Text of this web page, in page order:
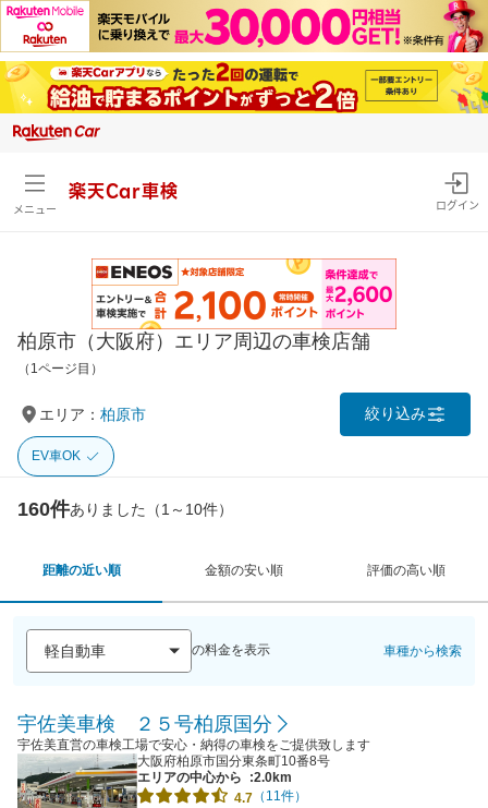
メニュー
楽天Car車検
ログイン
柏原市（大阪府）エリア周辺の車検店舗
（1ページ目）
エリア： 柏原市 絞り込み
EV車OK
160件ありました（1～10件）
距離の近い順 金額の安い順 評価の高い順
の料金を表示 車種から検索
宇佐美車検 ２５号柏原国分
宇佐美直営の車検工場で安心・納得の車検をご提供致します
大阪府柏原市国分東条町10番8号
エリアの中心から
:2.0km
4.7 （11件）